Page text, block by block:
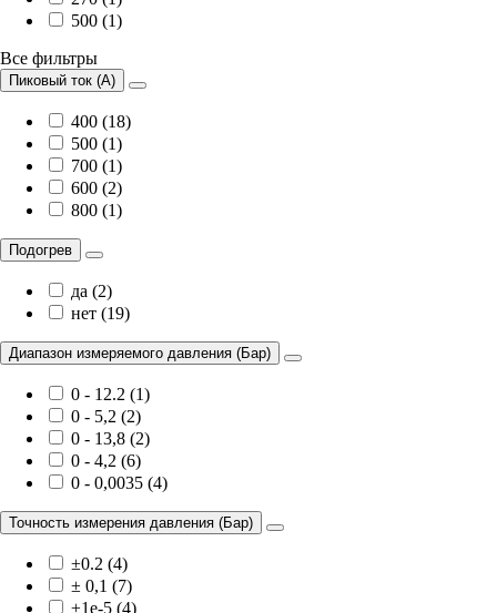
500 (1)
Все фильтры
Пиковый ток (А)
400 (18)
500 (1)
700 (1)
600 (2)
800 (1)
Подогрев
да (2)
нет (19)
Диапазон измеряемого давления (Бар)
0 - 12.2 (1)
0 - 5,2 (2)
0 - 13,8 (2)
0 - 4,2 (6)
0 - 0,0035 (4)
Точность измерения давления (Бар)
±0.2 (4)
± 0,1 (7)
±1e-5 (4)